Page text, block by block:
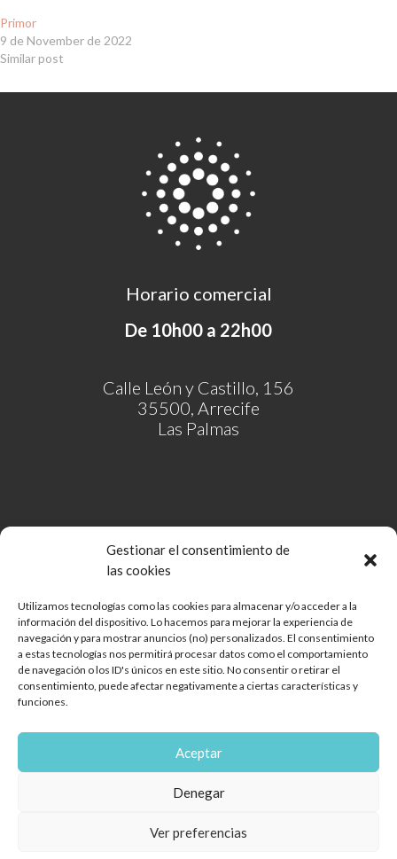
Gestionar el consentimiento de
las cookies
Utilizamos tecnologías como las cookies para almacenar y/o acceder a la
información del dispositivo. Lo hacemos para mejorar la experiencia de
navegación y para mostrar anuncios (no) personalizados. El consentimiento
a estas tecnologías nos permitirá procesar datos como el comportamiento
de navegación o los ID's únicos en este sitio. No consentir o retirar el
consentimiento, puede afectar negativamente a ciertas características y
funciones.
Aceptar
Denegar
Ver preferencias
Primor
9 de November de 2022
Similar post
Horario comercial
De 10h00 a 22h00
Calle León y Castillo, 156
35500, Arrecife
Las Palmas
Comunidad de Bienes Open Mall Lanzarote CB
Aviso legal
Política de cookies
Protección de Datos
Diseño web